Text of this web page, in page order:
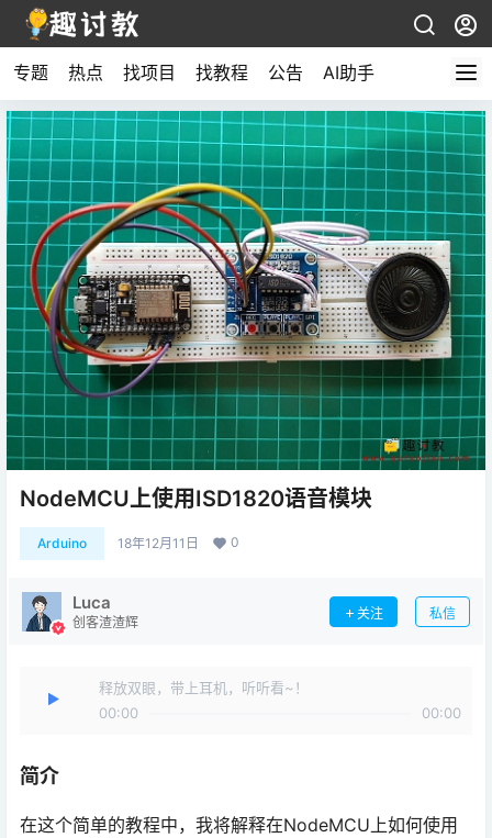
专题 热点 找项目 找教程 公告 AI助手
NodeMCU上使用ISD1820语音模块
Arduino 18年12月11日 0
Luca
创客渣渣辉
关注 私信
释放双眼，带上耳机，听听看~！
00:00
00:00
简介
在这个简单的教程中，我将解释在NodeMCU上如何使用